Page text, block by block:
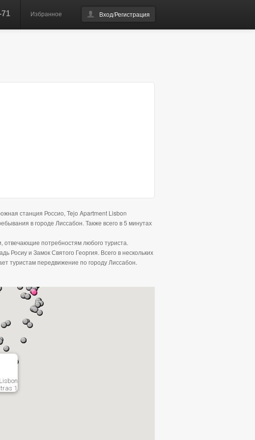
Избранное Вход/Регистрация
71
станция Россио, Tejo Apartment Lisbon
в городе Лиссабон. Также всего в 5 минутах
потребностям любого туриста.
Росиу и Замок Святого Георгия. Всего в нескольких
туристам передвижение по городу Лиссабон.
1